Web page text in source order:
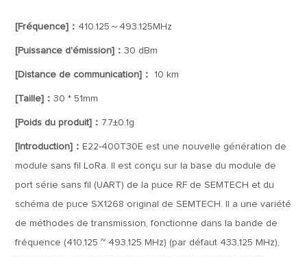
[Fréquence]： 410.125～493.125MHz
[Puissance d'émission]：30 dBm
[Distance de communication]： 10 km
[Taille]：30 * 51mm
[Poids du produit]： 7.7±0.1g
[Introduction]： E22-400T30E est une nouvelle génération de
module sans fil LoRa. Il est conçu sur la base du module de
port série sans fil (UART) de la puce RF de SEMTECH et du
schéma de puce SX1268 original de SEMTECH. Il a une variété
de méthodes de transmission, fonctionne dans la bande de
fréquence (410,125 ~ 493,125 MHz) (par défaut 433,125 MHz),